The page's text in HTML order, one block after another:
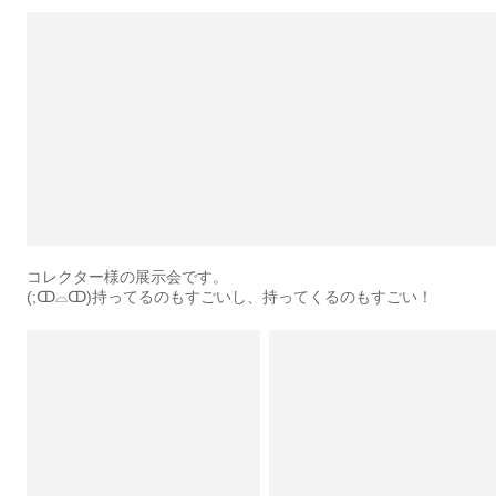
コレクター様の展示会です。
(;ↀ⌓ↀ)持ってるのもすごいし、持ってくるのもすごい！